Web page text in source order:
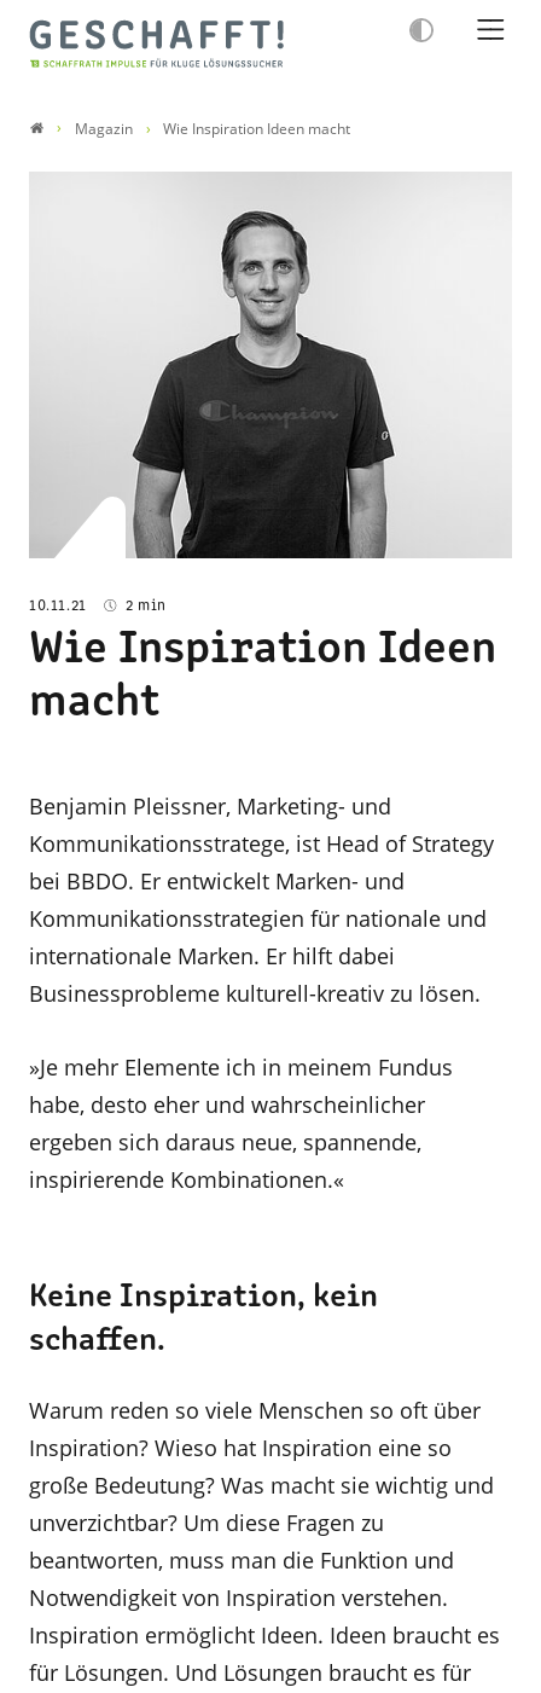
Magazin Wie Inspiration Ideen macht
10.11.21 2 min
Wie Inspiration Ideen
macht
Benjamin Pleissner, Marketing- und
Kommunikationsstratege, ist Head of Strategy
bei BBDO. Er entwickelt Marken- und
Kommunikationsstrategien für nationale und
internationale Marken. Er hilft dabei
Businessprobleme kulturell-kreativ zu lösen.
»Je mehr Elemente ich in meinem Fundus
habe, desto eher und wahrscheinlicher
ergeben sich daraus neue, spannende,
inspirierende Kombinationen.«
Keine Inspiration, kein
schaffen.
Warum reden so viele Menschen so oft über
Inspiration? Wieso hat Inspiration eine so
große Bedeutung? Was macht sie wichtig und
unverzichtbar? Um diese Fragen zu
beantworten, muss man die Funktion und
Notwendigkeit von Inspiration verstehen.
Inspiration ermöglicht Ideen. Ideen braucht es
für Lösungen. Und Lösungen braucht es für